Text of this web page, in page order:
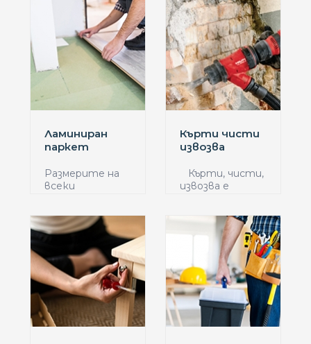
представляв...
онези па...
Ламиниран
паркет
Размерите на
всеки
о...
Кърти чисти
извозва
Кърти, чисти,
извозва е